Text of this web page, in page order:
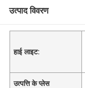
उत्पाद विवरण
हाई लाइट:
उत्पत्ति के प्लेस